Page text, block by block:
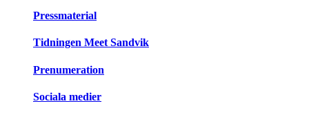
Pressmaterial
Tidningen Meet Sandvik
Prenumeration
Sociala medier